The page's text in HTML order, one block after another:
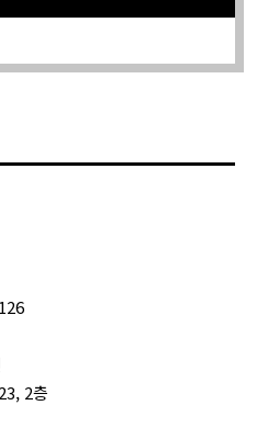
2층